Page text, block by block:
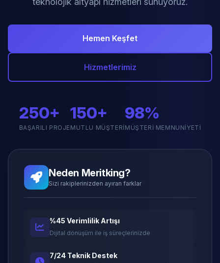
Hemen Keşfet
Hizmetlerimiz
250+
BAŞARILI PROJE
150+
MUTLU MÜŞTERI
98%
MÜŞTERI MEMNUNIYETI
Neden Meritking?
Sizi rakiplerinizden ayıran farklar
%45 Verimlilik Artışı
Dijital dönüşüm ile iş süreçlerinizde
7/24 Teknik Destek